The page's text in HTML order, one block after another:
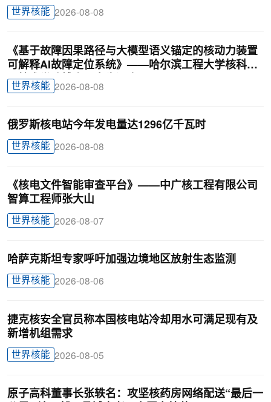
刁龙
世界核能 2026-08-08
《基于故障因果路径与大模型语义锚定的核动力装置
可解释AI故障定位系统》——哈尔滨工程大学核科学
与技术学院博士研究生汪鑫
世界核能 2026-08-08
俄罗斯核电站今年发电量达1296亿千瓦时
世界核能 2026-08-08
《核电文件智能审查平台》——中广核工程有限公司
智算工程师张大山
世界核能 2026-08-07
哈萨克斯坦专家呼吁加强边境地区放射生态监测
世界核能 2026-08-06
捷克核安全官员称本国核电站冷却用水可满足现有及
新增机组需求
世界核能 2026-08-05
原子高科董事长张轶名：攻坚核药房网络配送“最后一